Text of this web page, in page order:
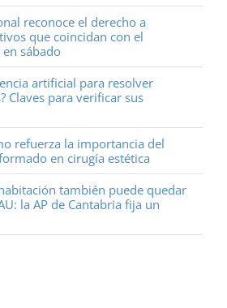
reconoce el derecho a
que coincidan con el
sábado
artificial para resolver
Claves para verificar sus
refuerza la importancia del
en cirugía estética
también puede quedar
la AP de Cantabria fija un